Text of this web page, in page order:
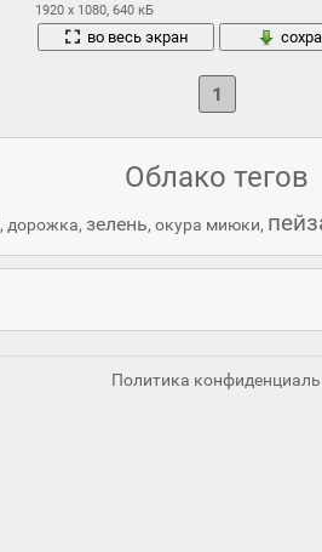
1920 x 1080, 640 кБ
во весь экран
1
Облако тегов
, дорожка, зелень, окура миюки,
Политика